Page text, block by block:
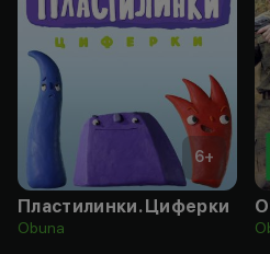
6+
Пластилинки. Циферки
Obuna